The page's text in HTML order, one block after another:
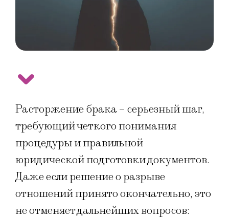
Расторжение брака – серьезный шаг,
требующий четкого понимания
процедуры и правильной
юридической подготовки документов.
Даже если решение о разрыве
отношений принято окончательно, это
не отменяет дальнейших вопросов: